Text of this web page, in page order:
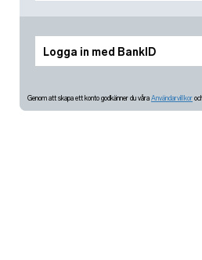
Logga in med BankID
Genom att skapa ett konto godkänner du våra Användarvillkor